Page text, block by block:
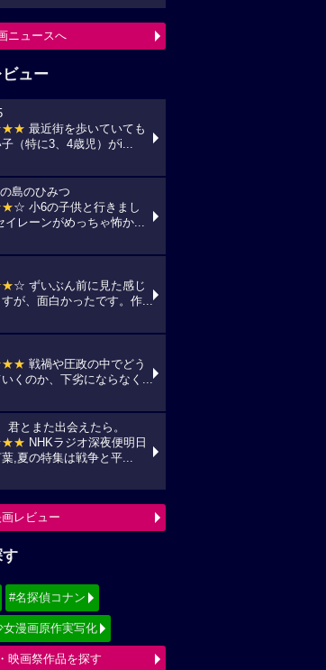
ニュースへ
ュー
最近街を歩いていても
（特に3、4歳児）がi...
島のひみつ
☆ 小6の子供と行きまし
イレーンがめっちゃ怖か...
☆ ずいぶん前に見た感じ
が、面白かったです。作...
戦禍や圧政の中でどう
くのか、下劣にならなく...
君とまた出会えたら。
NHKラジオ深夜便明日
,夏の特集は戦争と平...
レビュー
#名探偵コナン
女漫画原作実写化
映画祭作品を探す